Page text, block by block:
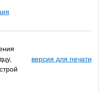
версия для печати